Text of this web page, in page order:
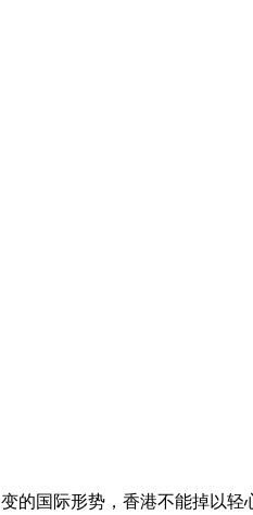
的国际形势，香港不能掉以